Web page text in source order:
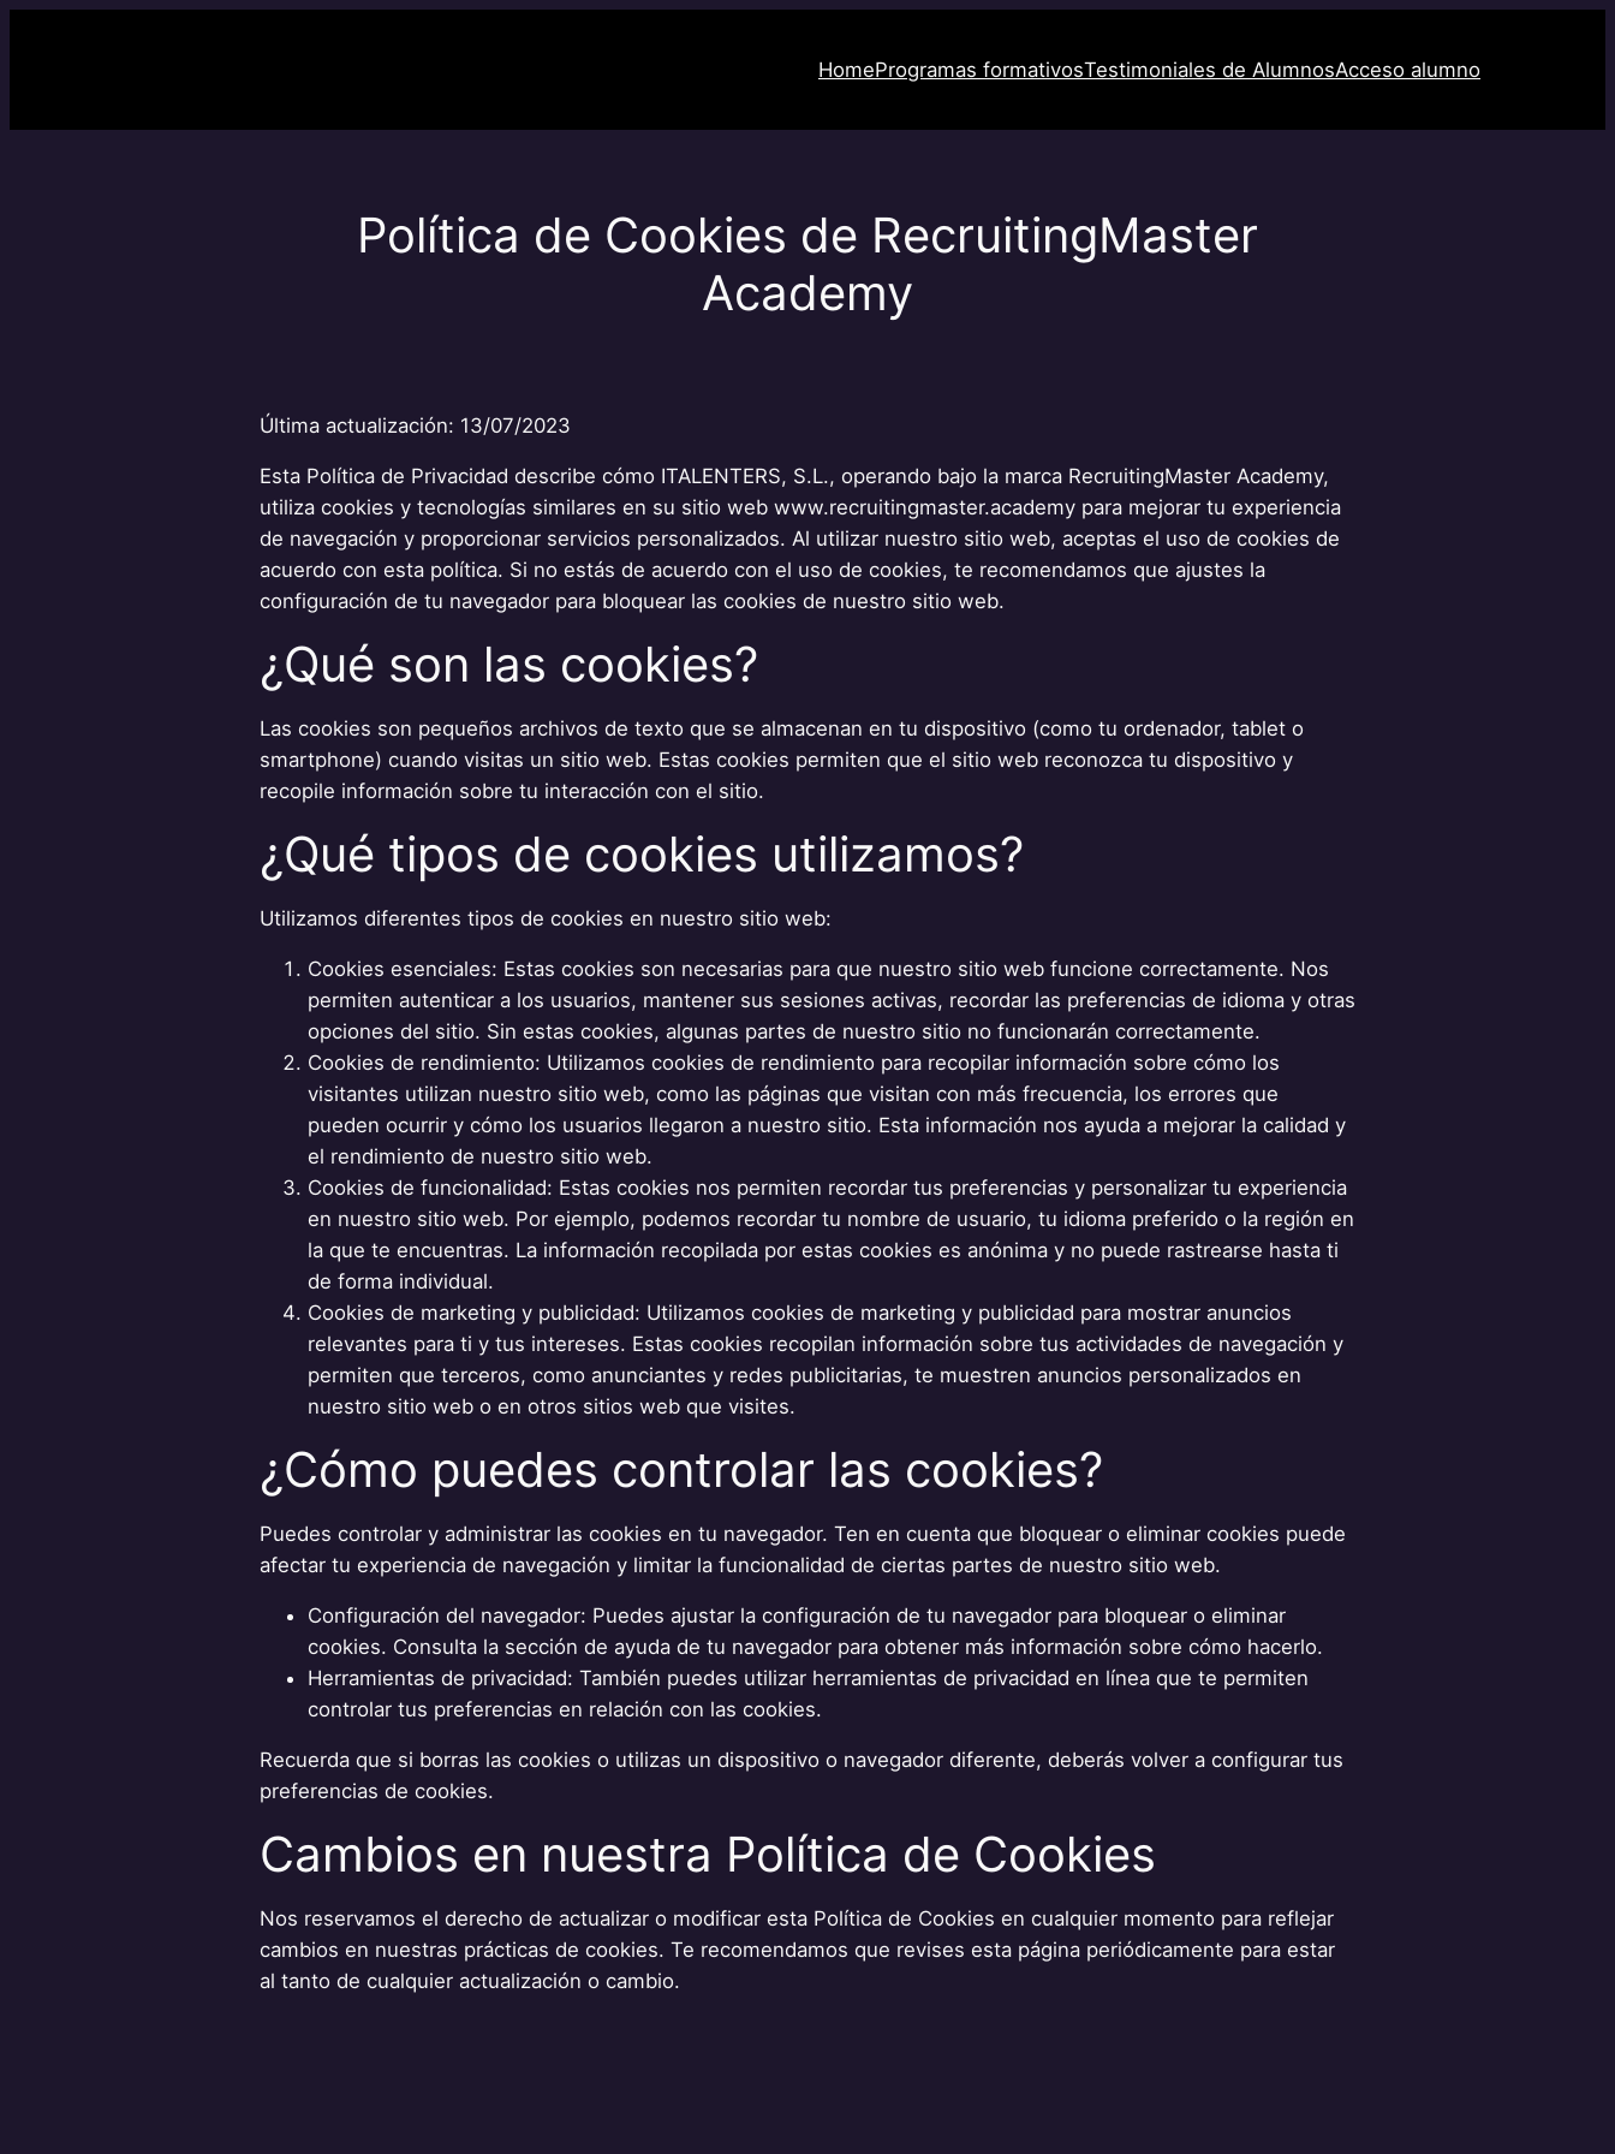
HomeProgramas formativosTestimoniales de AlumnosAcceso alumno
Política de Cookies de RecruitingMaster
Academy
Última actualización: 13/07/2023
Esta Política de Privacidad describe cómo ITALENTERS, S.L., operando bajo la marca RecruitingMaster Academy,
utiliza cookies y tecnologías similares en su sitio web www.recruitingmaster.academy para mejorar tu experiencia
de navegación y proporcionar servicios personalizados. Al utilizar nuestro sitio web, aceptas el uso de cookies de
acuerdo con esta política. Si no estás de acuerdo con el uso de cookies, te recomendamos que ajustes la
configuración de tu navegador para bloquear las cookies de nuestro sitio web.
¿Qué son las cookies?
Las cookies son pequeños archivos de texto que se almacenan en tu dispositivo (como tu ordenador, tablet o
smartphone) cuando visitas un sitio web. Estas cookies permiten que el sitio web reconozca tu dispositivo y
recopile información sobre tu interacción con el sitio.
¿Qué tipos de cookies utilizamos?
Utilizamos diferentes tipos de cookies en nuestro sitio web:
Cookies esenciales: Estas cookies son necesarias para que nuestro sitio web funcione correctamente. Nos
permiten autenticar a los usuarios, mantener sus sesiones activas, recordar las preferencias de idioma y otras
opciones del sitio. Sin estas cookies, algunas partes de nuestro sitio no funcionarán correctamente.
Cookies de rendimiento: Utilizamos cookies de rendimiento para recopilar información sobre cómo los
visitantes utilizan nuestro sitio web, como las páginas que visitan con más frecuencia, los errores que
pueden ocurrir y cómo los usuarios llegaron a nuestro sitio. Esta información nos ayuda a mejorar la calidad y
el rendimiento de nuestro sitio web.
Cookies de funcionalidad: Estas cookies nos permiten recordar tus preferencias y personalizar tu experiencia
en nuestro sitio web. Por ejemplo, podemos recordar tu nombre de usuario, tu idioma preferido o la región en
la que te encuentras. La información recopilada por estas cookies es anónima y no puede rastrearse hasta ti
de forma individual.
Cookies de marketing y publicidad: Utilizamos cookies de marketing y publicidad para mostrar anuncios
relevantes para ti y tus intereses. Estas cookies recopilan información sobre tus actividades de navegación y
permiten que terceros, como anunciantes y redes publicitarias, te muestren anuncios personalizados en
nuestro sitio web o en otros sitios web que visites.
¿Cómo puedes controlar las cookies?
Puedes controlar y administrar las cookies en tu navegador. Ten en cuenta que bloquear o eliminar cookies puede
afectar tu experiencia de navegación y limitar la funcionalidad de ciertas partes de nuestro sitio web.
Configuración del navegador: Puedes ajustar la configuración de tu navegador para bloquear o eliminar
cookies. Consulta la sección de ayuda de tu navegador para obtener más información sobre cómo hacerlo.
Herramientas de privacidad: También puedes utilizar herramientas de privacidad en línea que te permiten
controlar tus preferencias en relación con las cookies.
Recuerda que si borras las cookies o utilizas un dispositivo o navegador diferente, deberás volver a configurar tus
preferencias de cookies.
Cambios en nuestra Política de Cookies
Nos reservamos el derecho de actualizar o modificar esta Política de Cookies en cualquier momento para reflejar
cambios en nuestras prácticas de cookies. Te recomendamos que revises esta página periódicamente para estar
al tanto de cualquier actualización o cambio.